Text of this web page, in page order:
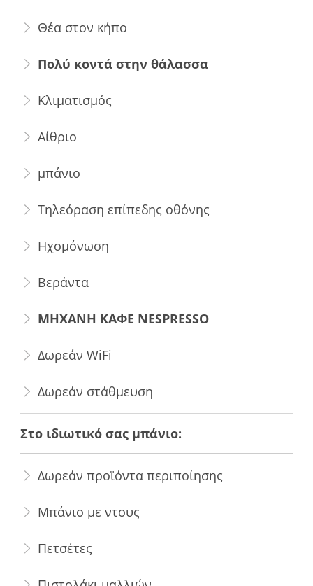
Θέα στον κήπο
Πολύ κοντά στην θάλασσα
Κλιματισμός
Αίθριο
μπάνιο
Τηλεόραση επίπεδης οθόνης
Ηχομόνωση
Βεράντα
ΜΗΧΑΝΗ ΚΑΦΕ NESPRESSO
Δωρεάν WiFi
Δωρεάν στάθμευση
Στο ιδιωτικό σας μπάνιο:
Δωρεάν προϊόντα περιποίησης
Μπάνιο με ντους
Πετσέτες